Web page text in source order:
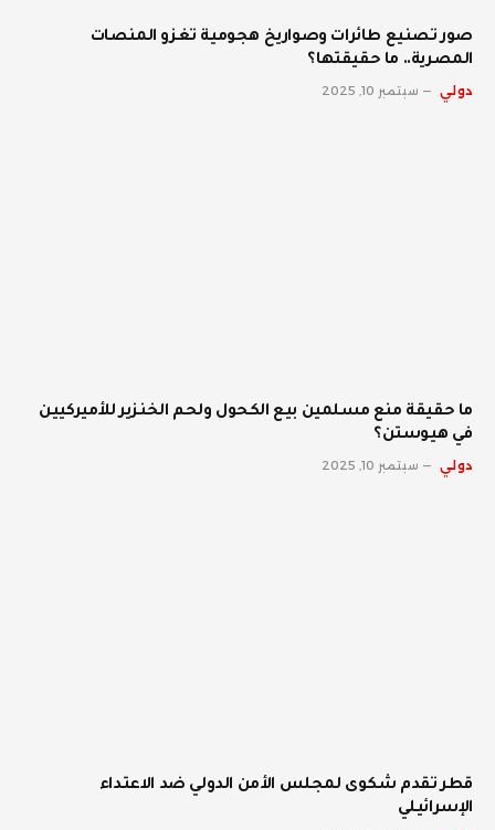
صور تصنيع طائرات وصواريخ هجومية تغزو المنصات
المصرية.. ما حقيقتها؟
دولي سبتمبر 10, 2025
ما حقيقة منع مسلمين بيع الكحول ولحم الخنزير للأميركيين
في هيوستن؟
دولي سبتمبر 10, 2025
قطر تقدم شكوى لمجلس الأمن الدولي ضد الاعتداء
الإسرائيلي